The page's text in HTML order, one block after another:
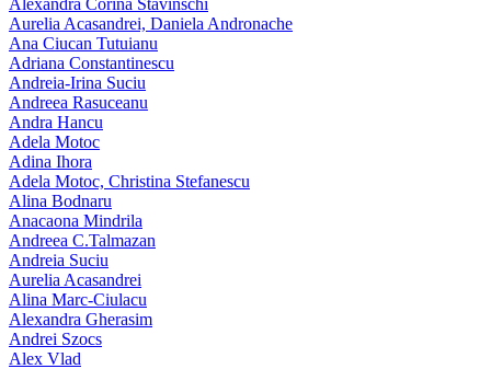
Aurelia Acasandrei, Daniela Andronache
Ana Ciucan Tutuianu
Adriana Constantinescu
Andreia-Irina Suciu
Andreea Rasuceanu
Andra Hancu
Adela Motoc
Adina Ihora
Adela Motoc, Christina Stefanescu
Alina Bodnaru
Anacaona Mindrila
Andreea C.Talmazan
Andreia Suciu
Aurelia Acasandrei
Alina Marc-Ciulacu
Alexandra Gherasim
Andrei Szocs
Alex Vlad